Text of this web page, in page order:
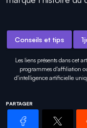
Conseils et tips
Les liens présents dans cet
programmes d'affiliation
d'intelligence artificielle
PARTAGER